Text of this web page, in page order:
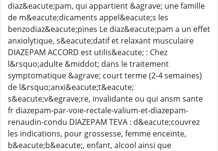
diaz&eacute;pam, qui appartient &agrave; une famille
de m&eacute;dicaments appel&eacute;s les
benzodiaz&eacute;pines Le diaz&eacute;pam a un effet
anxiolytique, s&eacute;datif et relaxant musculaire
DIAZEPAM ACCORD est utilis&eacute; : Chez
l&rsquo;adulte &middot; dans le traitement
symptomatique &agrave; court terme (2-4 semaines)
de l&rsquo;anxi&eacute;t&eacute;
s&eacute;v&egrave;re, invalidante ou qui ansm sante
fr diazepam-par-voie-rectale-valium-et-diazepam-
renaudin-condu DIAZEPAM TEVA : d&eacute;couvrez
les indications, pour grossesse, femme enceinte,
b&eacute;b&eacute;, enfant, alcool ainsi que